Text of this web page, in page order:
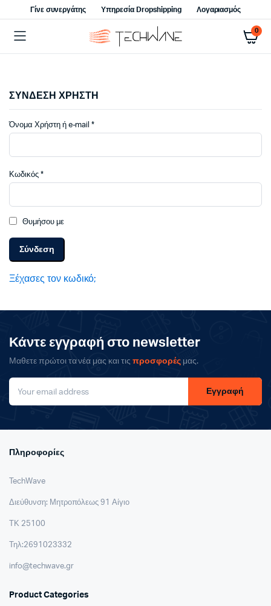
Γίνε συνεργάτης Υπηρεσία Dropshipping Λογαριασμός
0
ΣΥΝΔΕΣΗ ΧΡΗΣΤΗ
Όνομα Χρήστη ή e-mail*Απαιτείται
Κωδικός *Απαιτείται
Θυμήσου με
Σύνδεση
Ξέχασες τον κωδικό;
Κάντε εγγραφή στο newsletter
Μαθετε πρώτοι τα νέα μας και τιςπροσφορέςμας.
Εγγραφή
Πληροφορίες
TechWave
Διεύθυνση: Μητροπόλεως 91 Αίγιο
ΤΚ 25100
Τηλ:2691023332
info@techwave.gr
Product Categories